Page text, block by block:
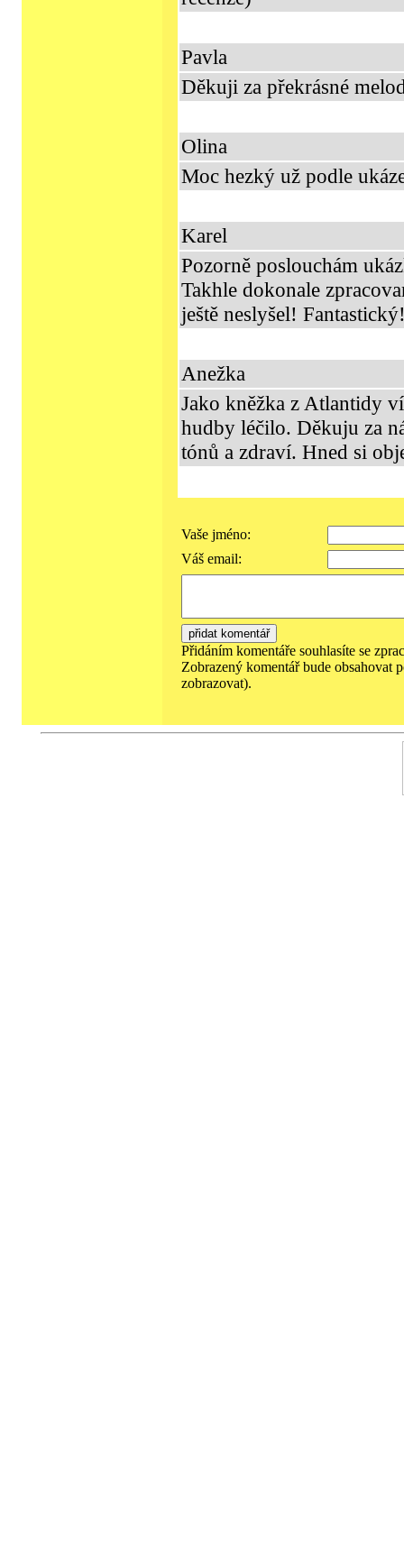
Pavla
Děkuji za překrásné
Olina
Moc hezký už podle
Karel
Pozorně poslouchám
Takhle dokonale
ještě neslyšel!
Anežka
Jako kněžka z Atlantidy
hudby léčilo. Děkuju za
tónů a zdraví. Hned si
Vaše jméno:
Váš email:
Přidáním komentáře souhlasíte se
Zobrazený komentář bude obsahovat
zobrazovat).